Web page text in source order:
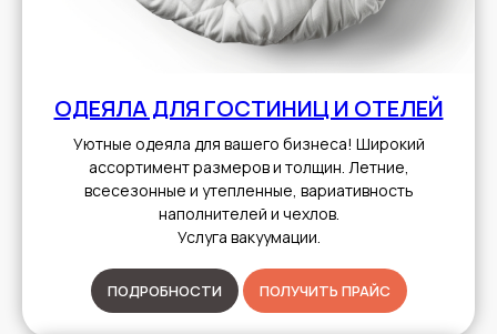
ОДЕЯЛА ДЛЯ ГОСТИНИЦ И ОТЕЛЕЙ
Уютные одеяла для вашего бизнеса! Широкий
ассортимент размеров и толщин. Летние,
всесезонные и утепленные, вариативность
наполнителей и чехлов.
Услуга вакуумации.
ПОДРОБНОСТИ ПОЛУЧИТЬ ПРАЙС